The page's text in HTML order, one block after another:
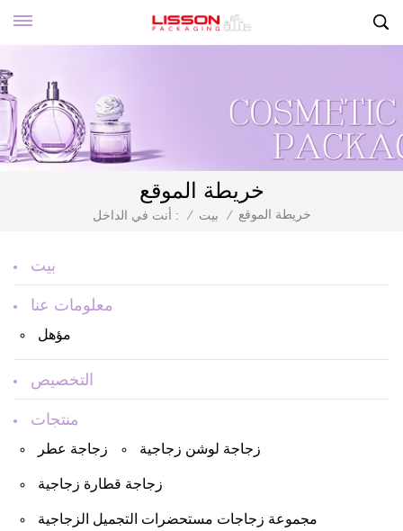
خريطة الموقع
أنت في الداخل : / بيت / خريطة الموقع
بيت
معلومات عنا
مؤهل
التخصيص
منتجات
زجاجة عطر زجاجة لوشن زجاجية
زجاجة قطارة زجاجية
مجموعة زجاجات مستحضرات التجميل الزجاجية